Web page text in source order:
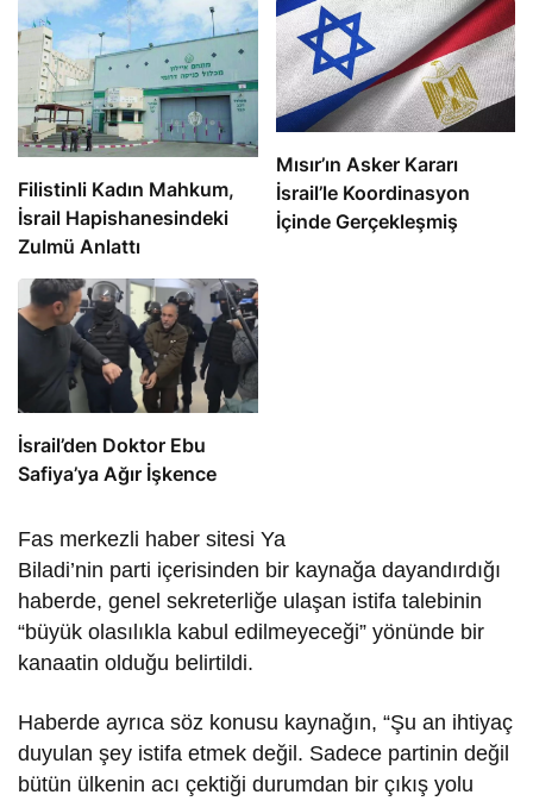
Filistinli Kadın Mahkum,
İsrail Hapishanesindeki
Zulmü Anlattı
Mısır’ın Asker Kararı
İsrail’le Koordinasyon
İçinde Gerçekleşmiş
İsrail’den Doktor Ebu
Safiya’ya Ağır İşkence
Fas merkezli haber sitesi Ya
Biladi’nin parti içerisinden bir kaynağa dayandırdığı
haberde, genel sekreterliğe ulaşan istifa talebinin
“büyük olasılıkla kabul edilmeyeceği” yönünde bir
kanaatin olduğu belirtildi.
Haberde ayrıca söz konusu kaynağın, “Şu an ihtiyaç
duyulan şey istifa etmek değil. Sadece partinin değil
bütün ülkenin acı çektiği durumdan bir çıkış yolu